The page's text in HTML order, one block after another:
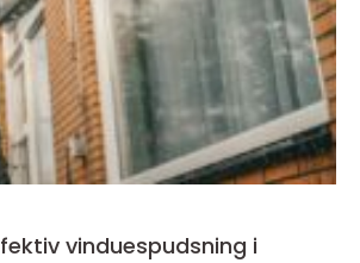
vinduespudsning i